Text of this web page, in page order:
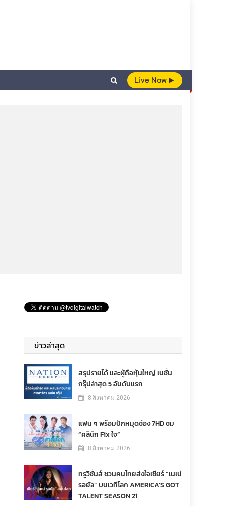
Live Now
ข่าวล่าสุด
สรุปรายได้ และผู้ถือหุ้นใหญ่ เนชั่น
กรุ๊ปล่าสุด 5 อันดับแรก
8 สิงหาคม 2026
แฟน ๆ พร้อมปักหมุดช่อง 7HD ชม
“คลินิก Fix ใจ”
8 สิงหาคม 2026
ทรูวิชั่นส์ ชวนคนไทยส่งใจเชียร์ “เนเน่
รอยัล” บนเวทีโลก AMERICA’S GOT
TALENT SEASON 21